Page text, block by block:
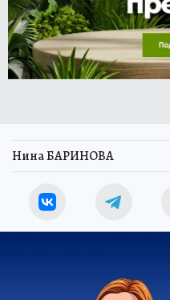
Нина БАРИНОВА